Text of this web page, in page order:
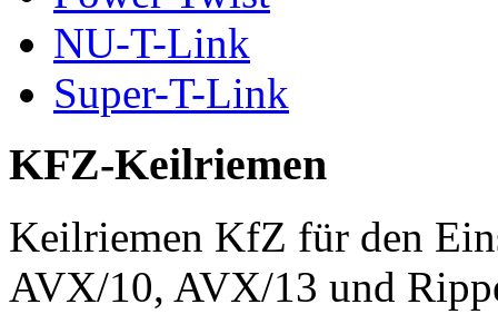
NU-T-Link
Super-T-Link
KFZ-Keilriemen
Keilriemen KfZ für den
AVX/10, AVX/13 und